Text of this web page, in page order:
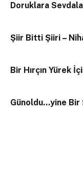
Doruklara
Şiir Bitti Şiiri –
Bir Hırçın Yürek
Günoldu…yine Bir